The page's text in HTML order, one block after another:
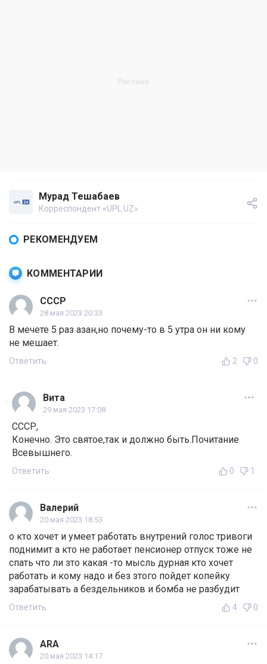
Мурад Тешабаев
Корреспондент «UPL.UZ»
РЕКОМЕНДУЕМ
КОММЕНТАРИИ
СССР
28 мая 2023 20:33
В мечете 5 раз азан,но почему-то в 5 утра он ни кому
не мешает.
Ответить 2 0
Вита
29 мая 2023 17:08
СССР,
Конечно. Это святое,так и должно быть.Почитание
Всевышнего.
Ответить 0 1
Валерий
20 мая 2023 18:53
о кто хочет и умеет работать внутрений голос тривоги
поднимит а кто не работает пенсионер отпуск тоже не
спать что ли зто какая -то мысль дурная кто хочет
работать и кому надо и без зтого пойдет копейку
зарабатывать а бездельников и бомба не разбудит
Ответить 4 0
ARA
20 мая 2023 14:17